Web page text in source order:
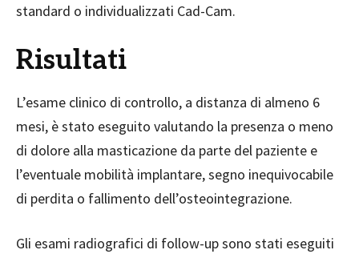
standard o individualizzati Cad-Cam.
Risultati
L’esame clinico di controllo, a distanza di almeno 6
mesi, è stato eseguito valutando la presenza o meno
di dolore alla masticazione da parte del paziente e
l’eventuale mobilità implantare, segno inequivocabile
di perdita o fallimento dell’osteointegrazione.
Gli esami radiografici di follow-up sono stati eseguiti